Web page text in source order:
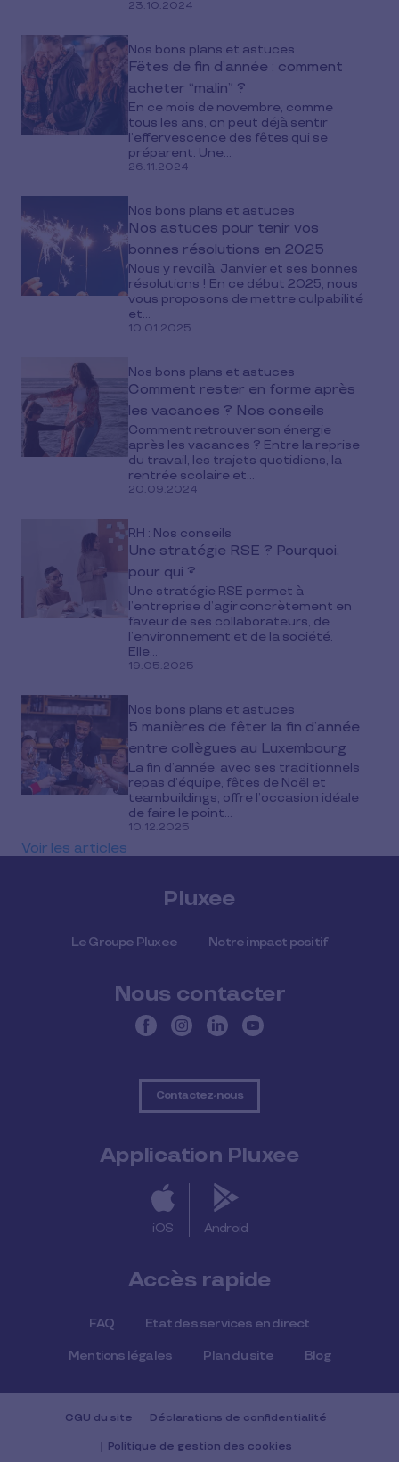
23.10.2024
Nos bons plans et astuces
Fêtes de fin d’année : comment
acheter “malin” ?
En ce mois de novembre, comme
tous les ans, on peut déjà sentir
l’effervescence des fêtes qui se
préparent. Une...
26.11.2024
Nos bons plans et astuces
Nos astuces pour tenir vos
bonnes résolutions en 2025
Nous y revoilà. Janvier et ses bonnes
résolutions ! En ce début 2025, nous
vous proposons de mettre culpabilité
et...
10.01.2025
Nos bons plans et astuces
Comment rester en forme après
les vacances ? Nos conseils
Comment retrouver son énergie
après les vacances ? Entre la reprise
du travail, les trajets quotidiens, la
rentrée scolaire et...
20.09.2024
RH : Nos conseils
Une stratégie RSE ? Pourquoi,
pour qui ?
Une stratégie RSE permet à
l’entreprise d’agir concrètement en
faveur de ses collaborateurs, de
l’environnement et de la société.
Elle...
19.05.2025
Nos bons plans et astuces
5 manières de fêter la fin d’année
entre collègues au Luxembourg
La fin d’année, avec ses traditionnels
repas d’équipe, fêtes de Noël et
teambuildings, offre l’occasion idéale
de faire le point...
10.12.2025
Voir les articles
Pluxee
Le Groupe Pluxee Notre impact positif
Nous contacter
Contactez-nous
Application Pluxee
iOS Android
Accès rapide
FAQ Etat des services en direct
Mentions légales Plan du site Blog
CGU du site Déclarations de confidentialité
Politique de gestion des cookies